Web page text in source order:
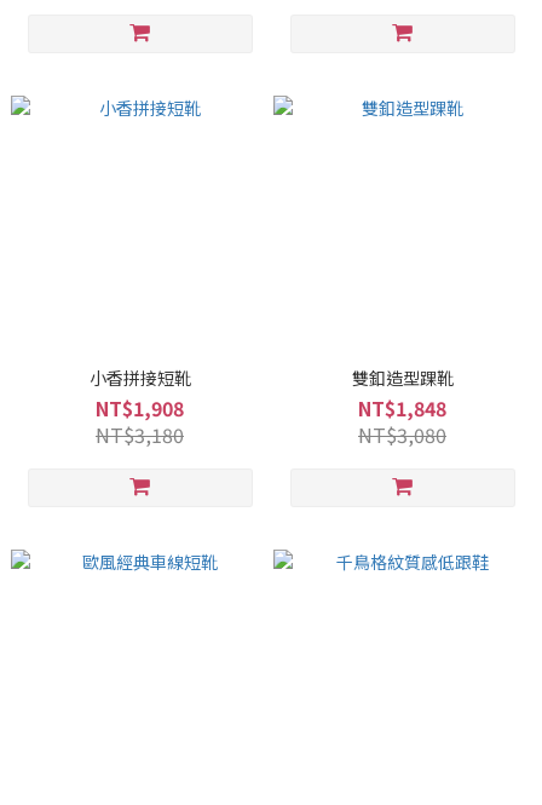
小香拼接短靴
NT$1,908
NT$3,180
雙釦造型踝靴
NT$1,848
NT$3,080